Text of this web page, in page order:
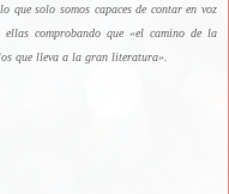
solo somos capaces de contar en voz
comprobando que «el camino de la
que lleva a la gran literatura».